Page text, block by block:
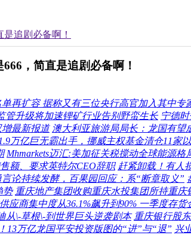
追剧必备啊！
，简直是追剧必备啊！
再扩容 据称又有三位央行高官加入其中专
管升级将加速锂矿行业告别野蛮生长 宁德
最新报道 澳大利亚旅游局局长：龙国有望
万亿巨无霸出手，挪威主权基金清仓11家
Mhmarkets迈汇:美加征关税搅动全球能源格
额、要求英特尔CEO辞职 赶紧卸载！有人
论持续发酵，百果园回应：系“断章取义”
势 重庆地产集团收购重庆水投集团所持重庆
应商集中度从36.1%飙升到90% 一季度存货
从\-草根\-到世界巨头逆袭剧本 重庆银行股
13万亿龙国平安投资版图的“进”与“退” 兴